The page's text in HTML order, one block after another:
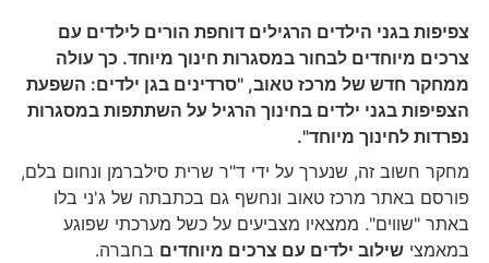
צפיפות בגני הילדים הרגילים דוחפת הורים לילדים עם
צרכים מיוחדים לבחור במסגרות חינוך מיוחד. כך עולה
ממחקר חדש של מרכז טאוב, "סרדינים בגן ילדים: השפעת
הצפיפות בגני ילדים בחינוך הרגיל על השתתפות במסגרות
נפרדות לחינוך מיוחד".
מחקר חשוב זה, שנערך על ידי ד"ר שרית סילברמן ונחום בלם,
פורסם באתר מרכז טאוב ונחשף גם בכתבתה של ג'ני בלו
באתר "שווים". ממצאיו מצביעים על כשל מערכתי שפוגע
במאמצי שילוב ילדים עם צרכים מיוחדים בחברה.